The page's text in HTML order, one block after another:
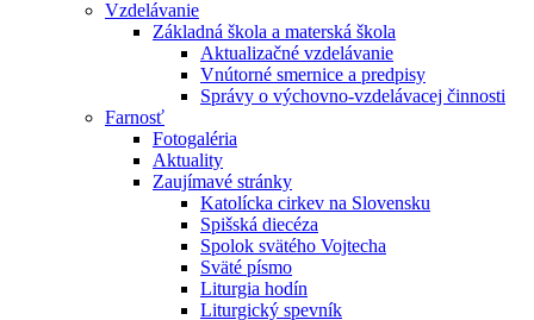
Vzdelávanie
Základná škola a materská škola
Aktualizačné vzdelávanie
Vnútorné smernice a predpisy
Správy o výchovno-vzdelávacej činnosti
Farnosť
Fotogaléria
Aktuality
Zaujímavé stránky
Katolícka cirkev na Slovensku
Spišská diecéza
Spolok svätého Vojtecha
Sväté písmo
Liturgia hodín
Liturgický spevník